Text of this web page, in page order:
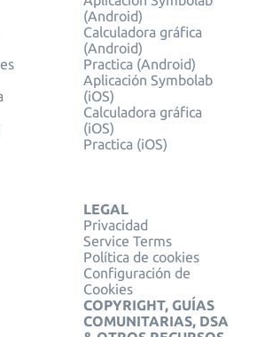
(Android)
Calculadora gráfica
(Android)
Practica (Android)
Aplicación Symbolab
(iOS)
Calculadora gráfica
(iOS)
Practica (iOS)
LEGAL
Privacidad
Service Terms
Política de cookies
Configuración de
Cookies
COPYRIGHT, GUÍAS
COMUNITARIAS, DSA